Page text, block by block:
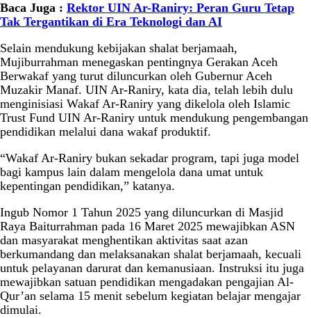
Baca Juga : Rektor UIN Ar-Raniry: Peran Guru Tetap
Tak Tergantikan di Era Teknologi dan AI
Selain mendukung kebijakan shalat berjamaah,
Mujiburrahman menegaskan pentingnya Gerakan Aceh
Berwakaf yang turut diluncurkan oleh Gubernur Aceh
Muzakir Manaf. UIN Ar-Raniry, kata dia, telah lebih dulu
menginisiasi Wakaf Ar-Raniry yang dikelola oleh Islamic
Trust Fund UIN Ar-Raniry untuk mendukung pengembangan
pendidikan melalui dana wakaf produktif.
“Wakaf Ar-Raniry bukan sekadar program, tapi juga model
bagi kampus lain dalam mengelola dana umat untuk
kepentingan pendidikan,” katanya.
Ingub Nomor 1 Tahun 2025 yang diluncurkan di Masjid
Raya Baiturrahman pada 16 Maret 2025 mewajibkan ASN
dan masyarakat menghentikan aktivitas saat azan
berkumandang dan melaksanakan shalat berjamaah, kecuali
untuk pelayanan darurat dan kemanusiaan. Instruksi itu juga
mewajibkan satuan pendidikan mengadakan pengajian Al-
Qur’an selama 15 menit sebelum kegiatan belajar mengajar
dimulai.